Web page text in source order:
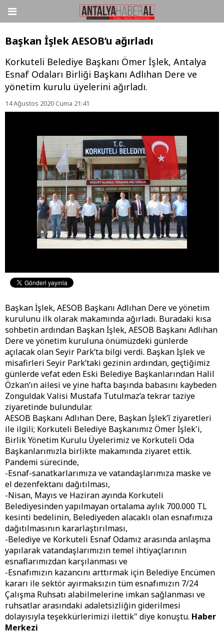
Başkan İşlek AESOB’u ağırladı
Korkuteli Belediye Başkanı Ömer İşlek, Antalya
Esnaf Odaları Birliği Başkanı Adlıhan Dere ve
yönetim kurulu üyelerini ağırladı.
14 Ağustos 2020 Cuma 21:41
Başkan İşlek, AESOB Başkanı Adlıhan Dere ve yönetim
kurulunu ilk olarak makamında ağırladı. Buradaki kısa
sohbetin ardından Başkan İşlek, AESOB Başkanı Adlıhan
Dere ve yönetim kuruluna önümüzdeki günlerde
açılacak olan Seyir Park’ta bilgi verdi. Başkan İşlek ve
misafirleri Seyir Park’taki gezinin ardından, geçtiğimiz
günlerde vefat eden Eski Belediye Başkanlarından Halil
Özkan’ın ailesi ve yine hafta başında babasını kaybeden
Zonguldak Valisi Mustafa Tutulmaz’a tekrar taziye
ziyaretinde bulundular.
AESOB Başkanı Adlıhan Dere, Başkan İşlek’î ziyaretleri
ile ilgili; Korkuteli Belediye Başkanımız Ömer İşlek'i,
Birlik Yönetim Kurulu Üyelerimiz ve Korkuteli Oda
Başkanlarımızla birlikte makamında ziyaret ettik.
Pandemi sürecinde,
-Esnaf-sanatkarlarımıza ve vatandaşlarımıza maske ve
el dezenfektanı dağıtılması,
-Nisan, Mayıs ve Haziran ayında Korkuteli
Belediyesinden yapılmayan ortalama aylık 700.000 TL
kesinti bedelinin, Belediyeden alacaklı olan esnafımıza
dağıtılmasının kararlaştırılması,
-Belediye ve Korkuteli Esnaf Odamız arasında anlaşma
yapılarak vatandaşlarımızın temel ihtiyaçlarının
esnaflarımızdan karşılanması ve
-Esnafımızın kazancını arttırmak için Belediye Encümen
kararı ile sektör ayırmaksızın tüm esnafımızın 7/24
Çalışma Ruhsatı alabilmelerine imkan sağlanması ve
ruhsatlar arasındaki adaletsizliğin giderilmesi
dolayısıyla teşekkürlerimizi ilettik" diye konuştu. Haber
Merkezi